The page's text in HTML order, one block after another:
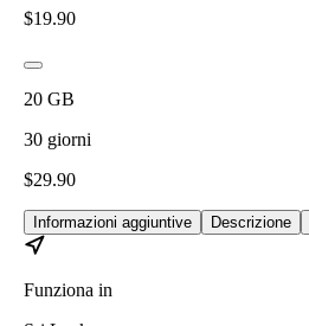
$19.90
20 GB
30 giorni
$29.90
Informazioni aggiuntive Descrizione
Funziona in